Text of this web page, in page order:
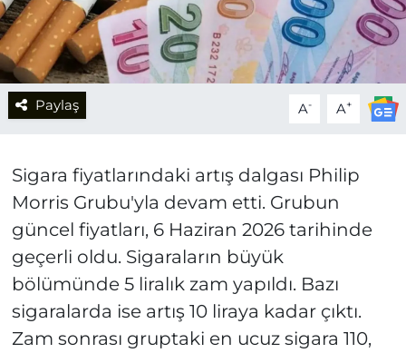
Paylaş A- A+
Sigara fiyatlarındaki artış dalgası Philip
Morris Grubu'yla devam etti. Grubun
güncel fiyatları, 6 Haziran 2026 tarihinde
geçerli oldu. Sigaraların büyük
bölümünde 5 liralık zam yapıldı. Bazı
sigaralarda ise artış 10 liraya kadar çıktı.
Zam sonrası gruptaki en ucuz sigara 110,